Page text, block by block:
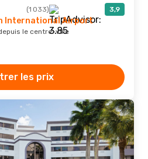
(1 033) 3,9
International Airport
le centre-ville
les prix